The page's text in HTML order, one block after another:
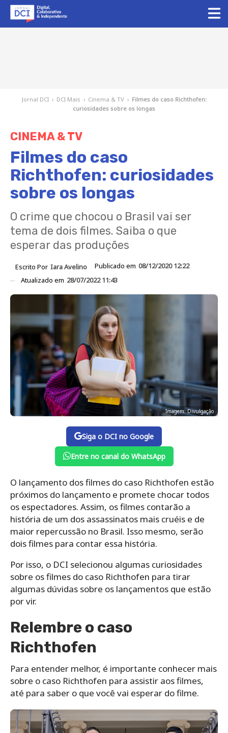
Jornal DCI › DCI Mais › Cinema & TV › Filmes do caso Richthofen:
curiosidades sobre os longas
CINEMA & TV
Filmes do caso
Richthofen: curiosidades
sobre os longas
O crime que chocou o Brasil vai ser
tema de dois filmes. Saiba o que
esperar das produções
Escrito Por Iara Avelino Publicado em 08/12/2020 12:22
Atualizado em 28/07/2022 11:43
Imagem: Divulgação
Siga o DCI no Google
Entre no canal do WhatsApp
O lançamento dos filmes do caso Richthofen estão
próximos do lançamento e promete chocar todos
os espectadores. Assim, os filmes contarão a
história de um dos assassinatos mais cruéis e de
maior repercussão no Brasil. Isso mesmo, serão
dois filmes para contar essa história.
Por isso, o DCI selecionou algumas curiosidades
sobre os filmes do caso Richthofen para tirar
algumas dúvidas sobre os lançamentos que estão
por vir.
Relembre o caso
Richthofen
Para entender melhor, é importante conhecer mais
sobre o caso Richthofen para assistir aos filmes,
até para saber o que você vai esperar do filme.